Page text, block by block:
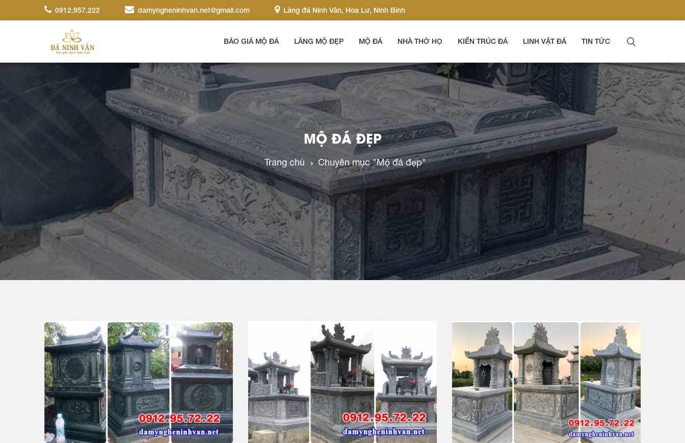
0912.957.222 damyngheninhvan.net@gmail.com Làng đá Ninh Vân, Hoa Lư, Ninh Bình
BÁO GIÁ MỘ ĐÁ LĂNG MỘ ĐẸP MỘ ĐÁ NHÀ THỜ HỌ KIẾN TRÚC ĐÁ LINH VẬT ĐÁ TIN TỨC
MỘ ĐÁ ĐẸP
Trang chủ Chuyên mục "Mộ đá đẹp"